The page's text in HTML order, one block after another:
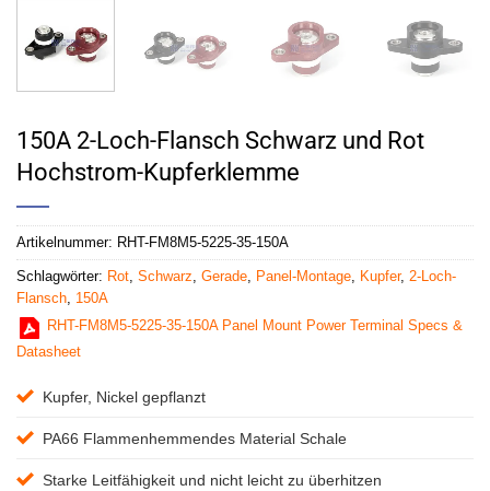
150A 2-Loch-Flansch Schwarz und Rot
Hochstrom-Kupferklemme
Artikelnummer: RHT-FM8M5-5225-35-150A
Schlagwörter: Rot Schwarz Gerade Panel-Montage Kupfer, 2-Loch-
Flansch 150A
RHT-FM8M5-5225-35-150A Panel Mount Power Terminal Specs &
Datasheet
Kupfer, Nickel gepflanzt
PA66 Flammenhemmendes Material Schale
Starke Leitfähigkeit und nicht leicht zu überhitzen